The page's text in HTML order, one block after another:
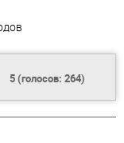
5(голосов: 264)